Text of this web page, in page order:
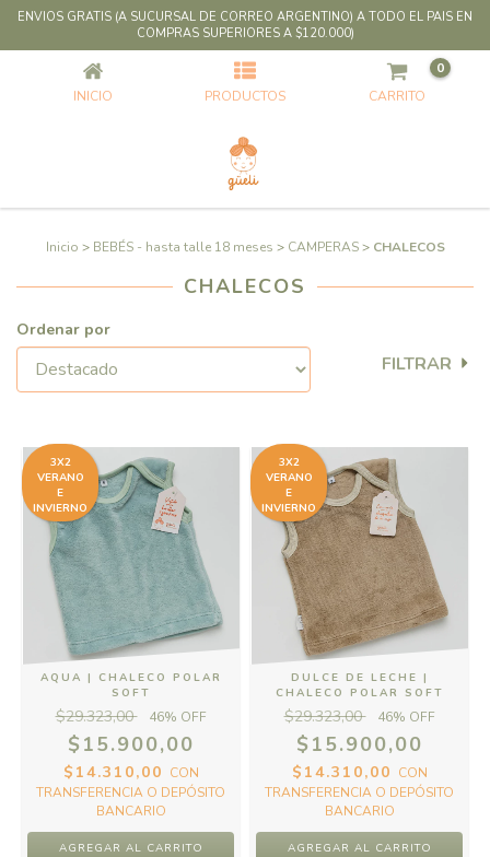
ENVIOS GRATIS (A SUCURSAL DE CORREO ARGENTINO) A TODO EL PAIS EN
COMPRAS SUPERIORES A $120.000)
CHALECOS
INICIO PRODUCTOS CARRITO
0
Inicio > BEBÉS - hasta talle 18 meses > CAMPERAS > CHALECOS
CHALECOS
Ordenar por
FILTRAR
3X2
VERANO
E
INVIERNO
AQUA | CHALECO POLAR
SOFT
$29.323,00 46% OFF
$15.900,00
$14.310,00 CON
TRANSFERENCIA O DEPÓSITO
BANCARIO
AGREGAR AL CARRITO
3X2
VERANO
E
INVIERNO
DULCE DE LECHE |
CHALECO POLAR SOFT
$29.323,00 46% OFF
$15.900,00
$14.310,00 CON
TRANSFERENCIA O DEPÓSITO
BANCARIO
AGREGAR AL CARRITO